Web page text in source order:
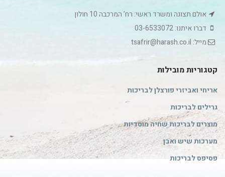
אולם תצוגה ומשרד ראשי: רח’ המרכבה 10 חולון
דברו איתנו: 03-6533072
מייל: tsafrir@harash.co.il
קטגוריות מובילות
אריחי ואביזרי פורצלן לבריכות
גרילים לבריכות
מוצרים לבריכות שחיה מוסדיות
מערכות שיש ואבן
פסיפס לבריכות